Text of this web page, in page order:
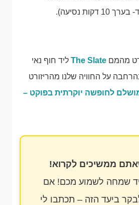
נסיעה).
מהמם The Slate ליד חוף נאי
על החוויה שלנו מהריזורט
לחופשה יוקרתית בפוקט –
ממשיכים לקרוא!
שמחה לשמוע מכם! אם
ביעד הזה – תכתבו לי